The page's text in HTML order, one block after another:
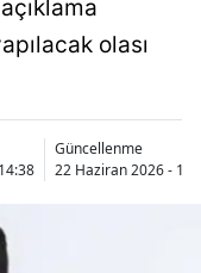
olası
Güncellenme
22 Haziran 2026 -